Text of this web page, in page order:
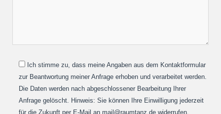
Ich stimme zu, dass meine Angaben aus dem Kontaktformular
zur Beantwortung meiner Anfrage erhoben und verarbeitet werden.
Die Daten werden nach abgeschlossener Bearbeitung Ihrer
Anfrage gelöscht. Hinweis: Sie können Ihre Einwilligung jederzeit
für die Zukunft per E-Mail an mail@raumtanz.de widerrufen.